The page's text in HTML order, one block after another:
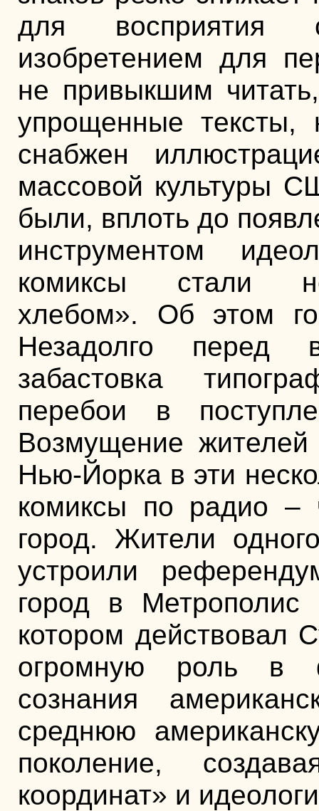
для восприятия
изобретением для
не привыкшим
упрощенные тексты,
снабжен
массовой культуры
были, вплоть до
инструментом
комиксы стали
хлебом». Об этом
Незадолго перед
забастовка
перебои в
Возмущение
Нью-Йорка в эти
комиксы по радио –
город. Жители
устроили
город в
котором действовал
огромную роль в
сознания
среднюю
поколение,
координат» и